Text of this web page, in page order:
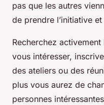
pas que les autres
de prendre l’initiative
Recherchez
vous intéresser,
des ateliers ou des
plus vous aurez de
personnes